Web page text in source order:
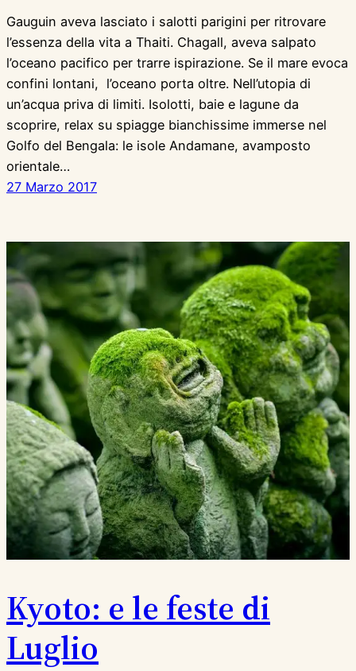
Gauguin aveva lasciato i salotti parigini per ritrovare
l’essenza della vita a Thaiti. Chagall, aveva salpato
l’oceano pacifico per trarre ispirazione. Se il mare evoca
confini lontani, l’oceano porta oltre. Nell’utopia di
un’acqua priva di limiti. Isolotti, baie e lagune da
scoprire, relax su spiagge bianchissime immerse nel
Golfo del Bengala: le isole Andamane, avamposto
orientale…
27 Marzo 2017
Kyoto: e le feste di
Luglio